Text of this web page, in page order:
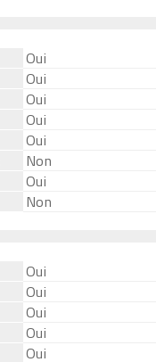
Oui
Oui
Oui
Oui
Oui
Non
Oui
Non
Oui
Oui
Oui
Oui
Oui